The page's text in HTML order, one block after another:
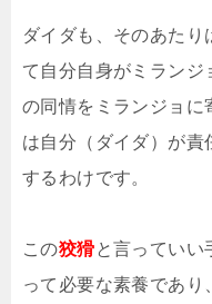
ダイダも、そのあたり
て自分自身がミランジ
の同情をミランジョに
は自分（ダイダ）が責
するわけです。
この狡猾と言っていい
って必要な素養であり